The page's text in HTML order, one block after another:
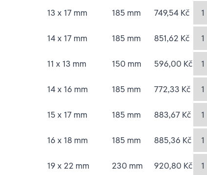
13 x 17 mm 185 mm 749,54 Kč
14 x 17 mm 185 mm 851,62 Kč
11 x 13 mm 150 mm 596,00 Kč
14 x 16 mm 185 mm 772,33 Kč
15 x 17 mm 185 mm 883,67 Kč
16 x 18 mm 185 mm 885,36 Kč
19 x 22 mm 230 mm 920,80 Kč